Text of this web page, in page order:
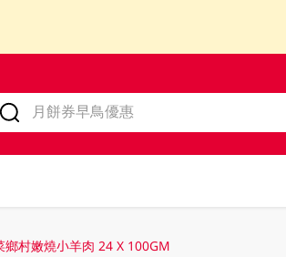
鄉村嫩燒小羊肉 24 X 100GM